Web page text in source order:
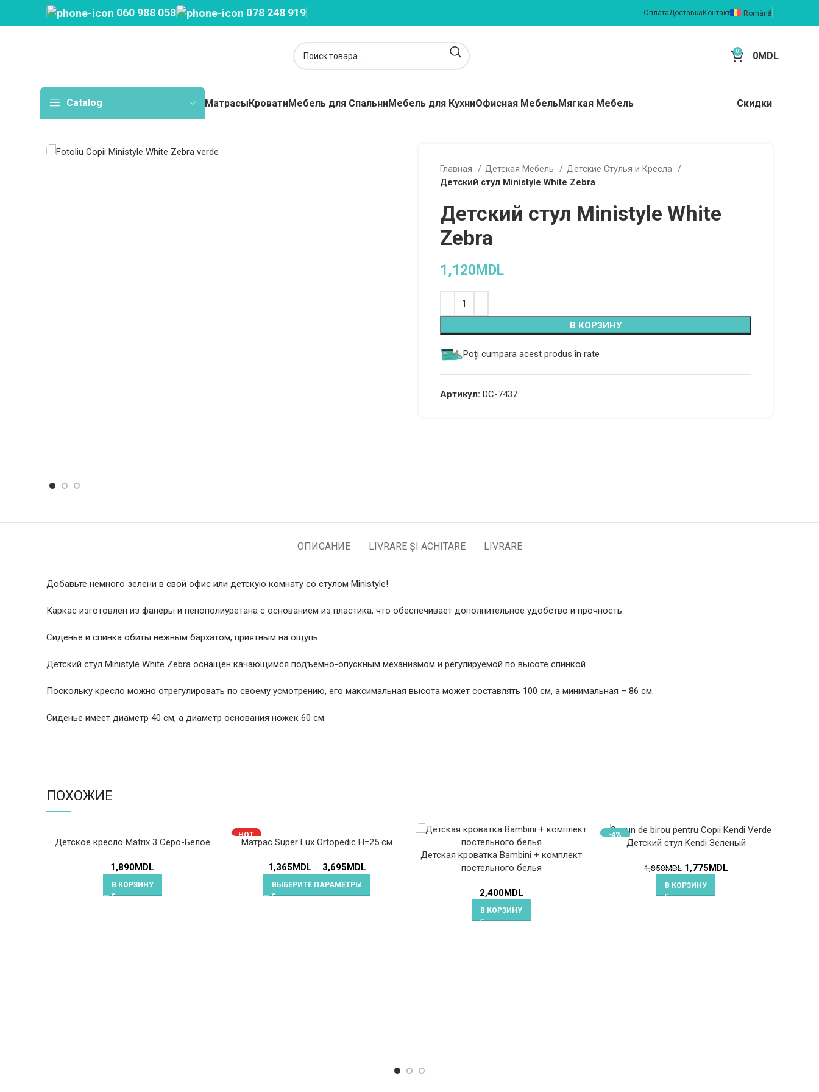
060 988 058 078 248 919 ОплатаДоставка Контакт Română
0 0MDL
Catalog МатрасыКроватиМебель для СпальниМебель для КухниОфисная МебельМягкая Мебель Скидки
Главная Детская Мебель
Детские Стулья и Кресла
Детский стул Ministyle White Zebra
Детский стул Ministyle White
Zebra
1,120MDL
В КОРЗИНУ
Alternative:
Poți cumpara acest produs în rate
Артикул: DC-7437
ОПИСАНИЕ LIVRARE ȘI ACHITARE LIVRARE
Добавьте немного зелени в свой офис или детскую комнату со стулом Ministyle!
Каркас изготовлен из фанеры и пенополиуретана с основанием из пластика, что обеспечивает дополнительное удобство и прочность.
Сиденье и спинка обиты нежным бархатом, приятным на ощупь.
Детский стул Ministyle White Zebra оснащен качающимся подъемно-опускным механизмом и регулируемой по высоте спинкой.
Поскольку кресло можно отрегулировать по своему усмотрению, его максимальная высота может составлять 100 см, а минимальная – 86 см.
Сиденье имеет диаметр 40 см, а диаметр основания ножек 60 см.
ПОХОЖИЕ
Детское кресло Matrix 3 Серо-Белое
1,890MDL
В КОРЗИНУ
HOT
Матрас Super Lux Ortopedic H=25 см
1,365MDL – 3,695MDL
ВЫБЕРИТЕ ПАРАМЕТРЫ
Детская кроватка Bambini + комплект
постельного белья
2,400MDL
В КОРЗИНУ
-4%
Детский стул Kendi Зеленый
1,850MDL 1,775MDL
В КОРЗИНУ